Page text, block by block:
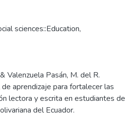
sciences::Education,
Valenzuela Pasán, M. del R.
aprendizaje para fortalecer las
lectora y escrita en estudiantes de
del Ecuador.